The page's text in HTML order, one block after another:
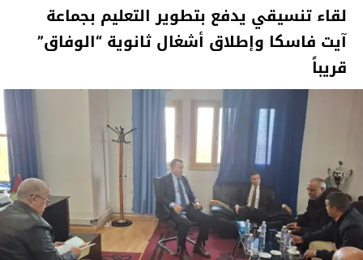
لقاء تنسيقي يدفع بتطوير التعليم بجماعة
آيت فاسكا وإطلاق أشغال ثانوية “الوفاق”
قريباً